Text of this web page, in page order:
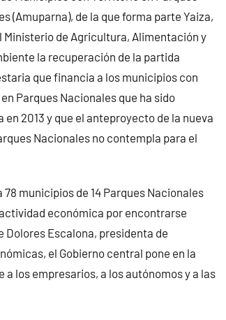
(Amuparna), de la que forma parte Yaiza,
Ministerio de Agricultura, Alimentación y
la recuperación de la partida
que financia a los municipios con
Parques Nacionales que ha sido
en 2013 y que el anteproyecto de la nueva
Nacionales no contempla para el
municipios de 14 Parques Nacionales
económica por encontrarse
Dolores Escalona, presidenta de
el Gobierno central pone en la
los empresarios, a los autónomos y a las